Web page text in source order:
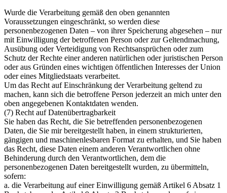
Wurde die Verarbeitung gemäß den oben genannten
Voraussetzungen eingeschränkt, so werden diese
personenbezogenen Daten – von ihrer Speicherung abgesehen – nur
mit Einwilligung der betroffenen Person oder zur Geltendmachung,
Ausübung oder Verteidigung von Rechtsansprüchen oder zum
Schutz der Rechte einer anderen natürlichen oder juristischen Person
oder aus Gründen eines wichtigen öffentlichen Interesses der Union
oder eines Mitgliedstaats verarbeitet.
Um das Recht auf Einschränkung der Verarbeitung geltend zu
machen, kann sich die betroffene Person jederzeit an mich unter den
oben angegebenen Kontaktdaten wenden.
(7) Recht auf Datenübertragbarkeit
Sie haben das Recht, die Sie betreffenden personenbezogenen
Daten, die Sie mir bereitgestellt haben, in einem strukturierten,
gängigen und maschinenlesbaren Format zu erhalten, und Sie haben
das Recht, diese Daten einem anderen Verantwortlichen ohne
Behinderung durch den Verantwortlichen, dem die
personenbezogenen Daten bereitgestellt wurden, zu übermitteln,
sofern:
a. die Verarbeitung auf einer Einwilligung gemäß Artikel 6 Absatz 1